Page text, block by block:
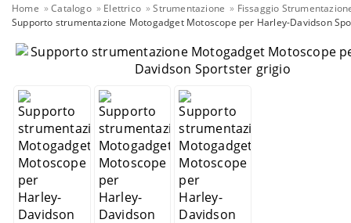
Home Catalogo Elettrico Strumentazione Fissaggio
Supporto strumentazione Motogadget Motoscope per Harley-Davidson